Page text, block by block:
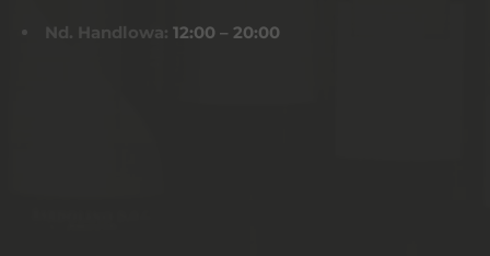
Nd. Handlowa: 12:00 – 20:00